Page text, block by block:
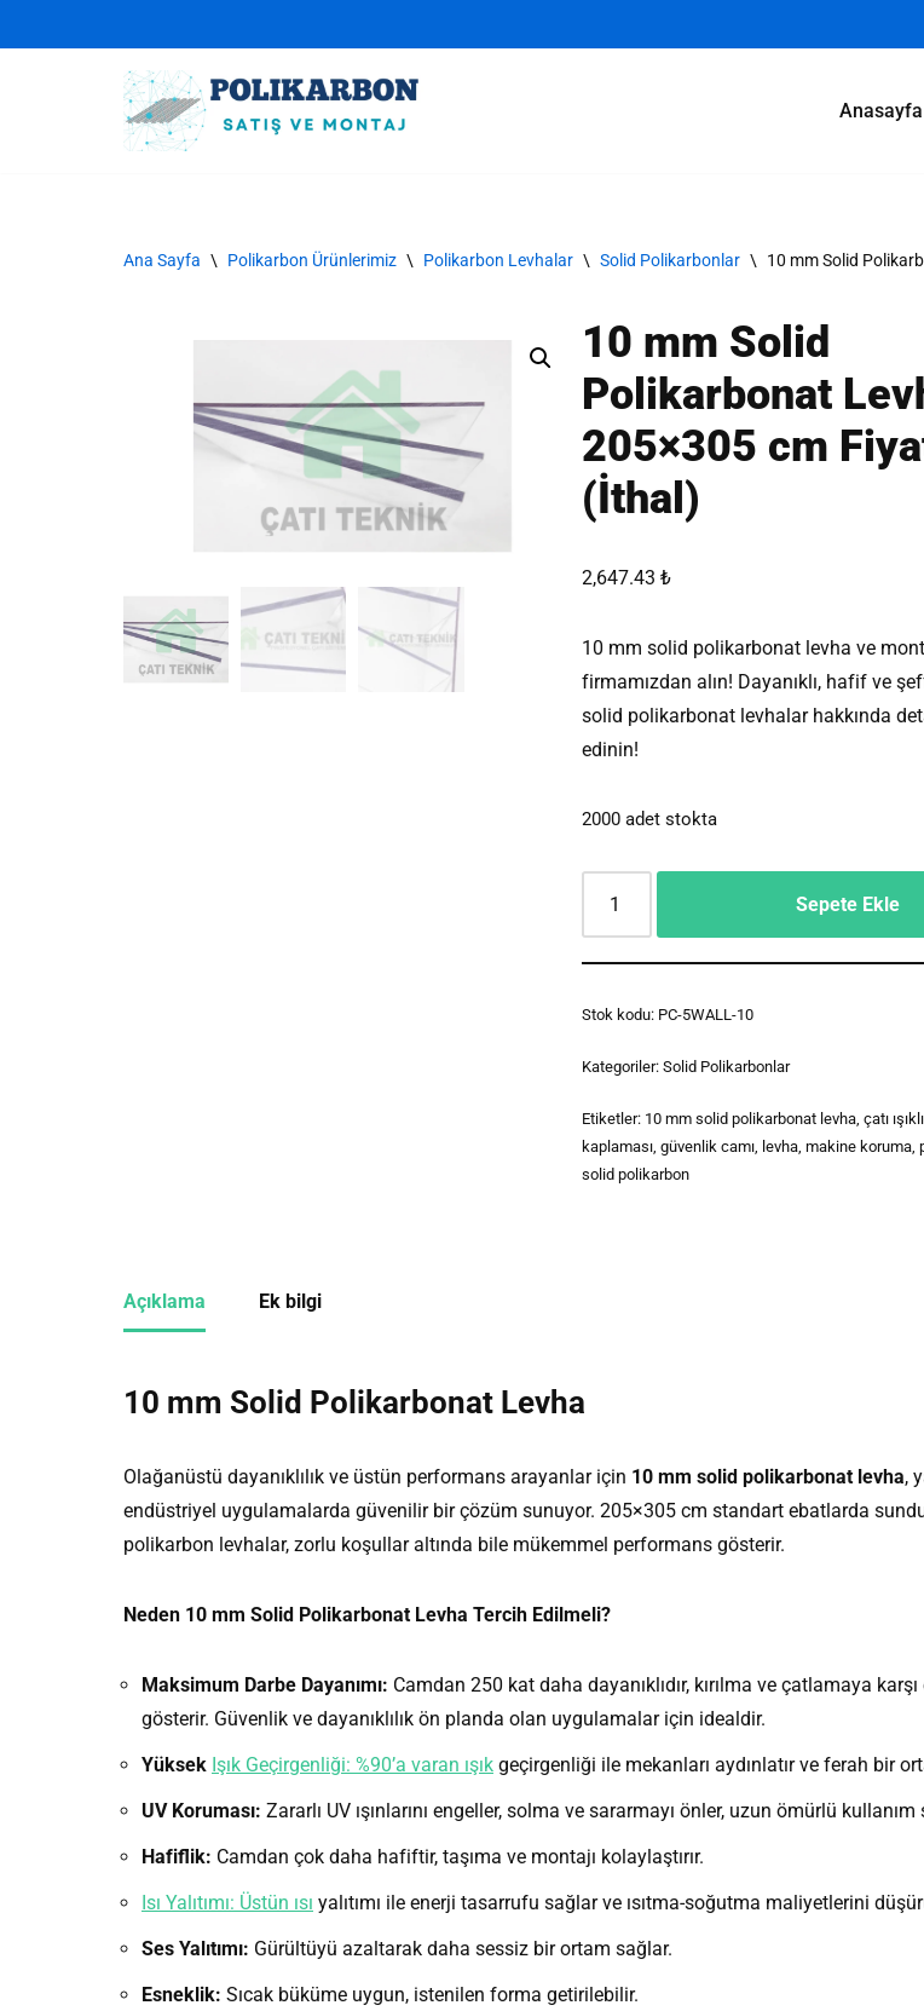
Anasayfa
Ana Sayfa \ Polikarbon Ürünlerimiz \ Polikarbon Levhalar \ Solid Polikarbonlar \ 10 mm Solid
10 mm Solid
Polikarbonat
205×305 cm
(İthal)
2,647.43 ₺
10 mm solid polikarbonat levha ve
firmamızdan alın! Dayanıklı, hafif ve
solid polikarbonat levhalar hakkında
edinin!
2000 adet stokta
Sepete Ekle
Stok kodu: PC-5WALL-10
Kategoriler: Solid Polikarbonlar
Etiketler: 10 mm solid polikarbonat levha, çatı
kaplaması, güvenlik camı, levha, makine koruma,
solid polikarbon
Açıklama Ek bilgi
10 mm Solid Polikarbonat Levha
Olağanüstü dayanıklılık ve üstün performans arayanlar için 10 mm solid polikarbonat levha,
endüstriyel uygulamalarda güvenilir bir çözüm sunuyor. 205×305 cm standart ebatlarda
polikarbon levhalar, zorlu koşullar altında bile mükemmel performans gösterir.
Neden 10 mm Solid Polikarbonat Levha Tercih Edilmeli?
Maksimum Darbe Dayanımı: Camdan 250 kat daha dayanıklıdır, kırılma ve çatlamaya
gösterir. Güvenlik ve dayanıklılık ön planda olan uygulamalar için idealdir.
Yüksek Işık Geçirgenliği: %90’a varan ışık geçirgenliği ile mekanları aydınlatır ve ferah bir
UV Koruması: Zararlı UV ışınlarını engeller, solma ve sararmayı önler, uzun ömürlü kullanım
Hafiflik: Camdan çok daha hafiftir, taşıma ve montajı kolaylaştırır.
Isı Yalıtımı: Üstün ısı yalıtımı ile enerji tasarrufu sağlar ve ısıtma-soğutma maliyetlerini
Ses Yalıtımı: Gürültüyü azaltarak daha sessiz bir ortam sağlar.
Esneklik: Sıcak büküme uygun, istenilen forma getirilebilir.